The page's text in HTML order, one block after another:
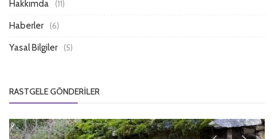
Hakkımda (11)
Haberler (6)
Yasal Bilgiler (5)
RASTGELE GÖNDERILER